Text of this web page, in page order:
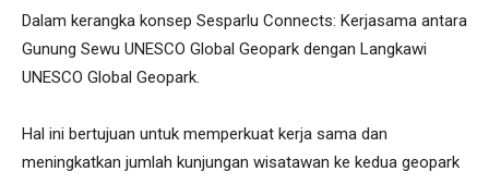
Dalam kerangka konsep Sesparlu Connects: Kerjasama antara
Gunung Sewu UNESCO Global Geopark dengan Langkawi
UNESCO Global Geopark.
Hal ini bertujuan untuk memperkuat kerja sama dan
meningkatkan jumlah kunjungan wisatawan ke kedua geopark